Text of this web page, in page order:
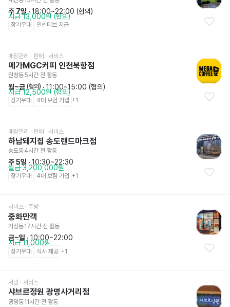
주 7일 · 18:00~22:00 (협의)
시급 13,000원 (협의)
장기우대 인센티브 지급
매장관리 · 판매 · 서비스
메가MGC커피 인천북항점
원창동5시간 전 활동
월~금 (협의) · 11:00~15:00 (협의)
시급 12,500원 (협의)
장기우대 4대 보험 가입 +1
매장관리 · 판매 · 서비스
하남돼지집 송도랜드마크점
송도동4시간 전 활동
주 5일 · 10:30~22:30
월급 3,200,000원
장기우대 4대 보험 가입 +1
서비스 · 주방
중화만객
가정동17시간 전 활동
금~일 · 10:00~22:00
시급 11,000원
장기우대 식사 제공 +1
서빙 · 서비스
샤브르정원 광명사거리점
광명동11시간 전 활동